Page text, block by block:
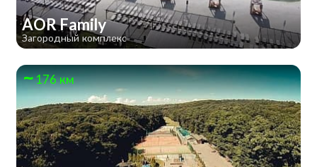
AOR Family
Загородный комплекс
176 км